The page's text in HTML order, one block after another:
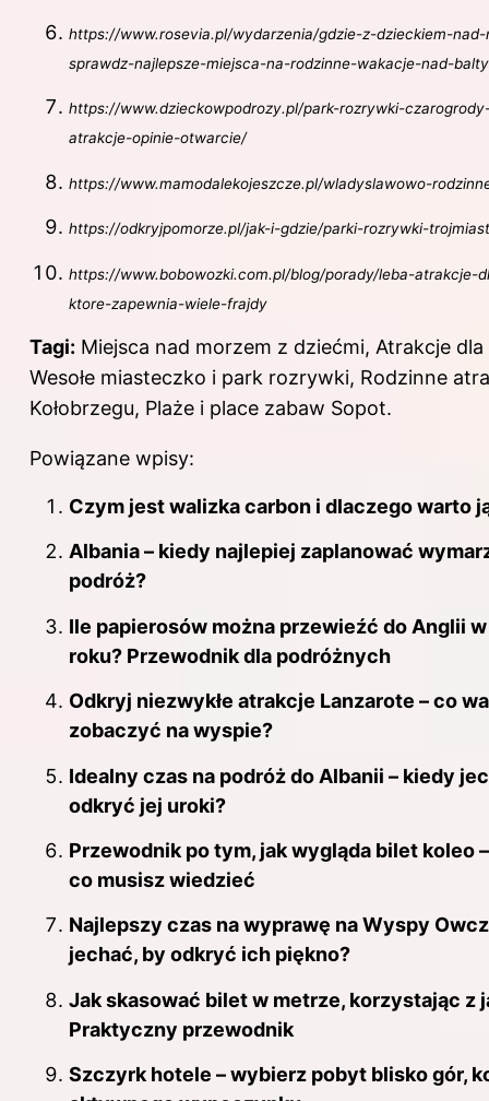
https://www.rosevia.pl/wydarzenia/gdzie-z-dzieckiem-
sprawdz-najlepsze-miejsca-na-rodzinne-wakacje-nad-
https://www.dzieckowpodrozy.pl/park-rozrywki-
atrakcje-opinie-otwarcie/
https://www.mamodalekojeszcze.pl/wladyslawowo-
https://odkryjpomorze.pl/jak-i-gdzie/parki-rozrywki-
https://www.bobowozki.com.pl/blog/porady/leba-atrakcje-
ktore-zapewnia-wiele-frajdy
Tagi: Miejsca nad morzem z dziećmi, Atrakcje
Wesołe miasteczko i park rozrywki, Rodzinne
Kołobrzegu, Plaże i place zabaw Sopot.
Powiązane wpisy:
Czym jest walizka carbon i dlaczego warto
Albania – kiedy najlepiej zaplanować
podróż?
Ile papierosów można przewieźć do Anglii
roku? Przewodnik dla podróżnych
Odkryj niezwykłe atrakcje Lanzarote – co
zobaczyć na wyspie?
Idealny czas na podróż do Albanii – kiedy
odkryć jej uroki?
Przewodnik po tym, jak wygląda bilet koleo
co musisz wiedzieć
Najlepszy czas na wyprawę na Wyspy
jechać, by odkryć ich piękno?
Jak skasować bilet w metrze, korzystając z
Praktyczny przewodnik
Szczyrk hotele – wybierz pobyt blisko gór,